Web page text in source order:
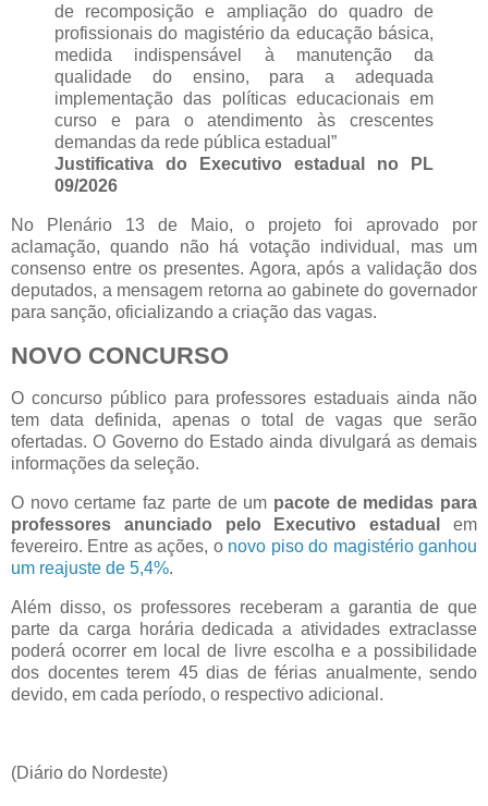
de recomposição e ampliação do quadro de
profissionais do magistério da educação básica,
medida indispensável à manutenção da
qualidade do ensino, para a adequada
implementação das políticas educacionais em
curso e para o atendimento às crescentes
demandas da rede pública estadual”
Justificativa do Executivo estadual no PL
09/2026
No Plenário 13 de Maio, o projeto foi aprovado por
aclamação, quando não há votação individual, mas um
consenso entre os presentes. Agora, após a validação dos
deputados, a mensagem retorna ao gabinete do governador
para sanção, oficializando a criação das vagas.
NOVO CONCURSO
O concurso público para professores estaduais ainda não
tem data definida, apenas o total de vagas que serão
ofertadas. O Governo do Estado ainda divulgará as demais
informações da seleção.
O novo certame faz parte de um pacote de medidas para
professores anunciado pelo Executivo estadual
em
fevereiro. Entre as ações, o novo piso do magistério ganhou
um reajuste de 5,4%.
Além disso, os professores receberam a garantia de que
parte da carga horária dedicada a atividades extraclasse
poderá ocorrer em local de livre escolha e a possibilidade
dos docentes terem 45 dias de férias anualmente, sendo
devido, em cada período, o respectivo adicional.
(Diário do Nordeste)